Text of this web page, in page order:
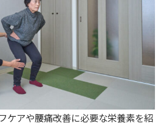
ケアや腰痛改善に必要な栄養素を紹